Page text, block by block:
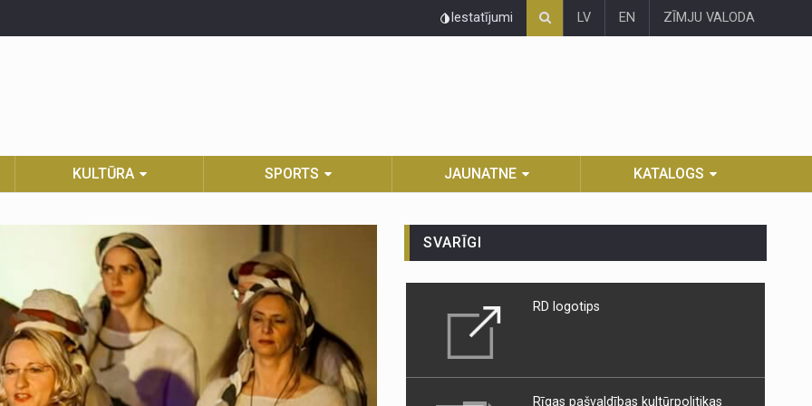
Iestatījumi LV EN ZĪMJU VALODA
KULTŪRA SPORTS JAUNATNE KATALOGS
SVARĪGI
RD logotips
Rīgas pašvaldības kultūrpolitikas